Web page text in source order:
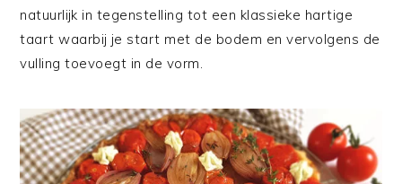
natuurlijk in tegenstelling tot een klassieke hartige
taart waarbij je start met de bodem en vervolgens de
vulling toevoegt in de vorm.